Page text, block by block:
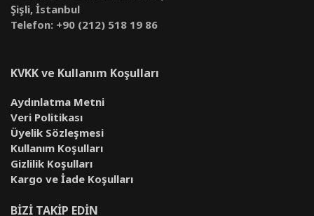
Şişli, İstanbul
Telefon: +90 (212) 518 19 86
KVKK ve Kullanım Koşulları
Aydınlatma Metni
Veri Politikası
Üyelik Sözleşmesi
Kullanım Koşulları
Gizlilik Koşulları
Kargo ve İade Koşulları
BİZİ TAKİP EDİN